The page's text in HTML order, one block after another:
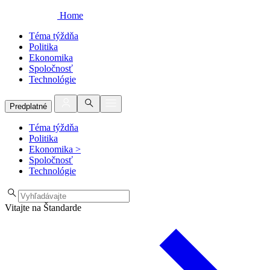
Home
Téma týždňa
Politika
Ekonomika
Spoločnosť
Technológie
Predplatné
Téma týždňa
Politika
Ekonomika >
Spoločnosť
Technológie
Vitajte na Štandarde